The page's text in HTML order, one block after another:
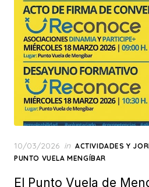
Posted
on
10/03/2026 in ACTIVIDADES Y
PUNTO VUELA MENGÍBAR
El Punto Vuela de